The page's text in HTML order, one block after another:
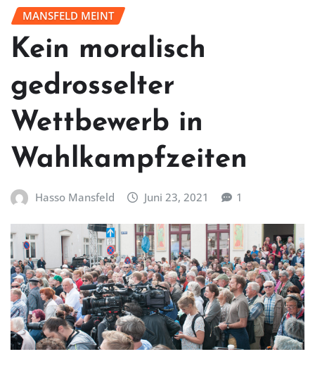
MANSFELD MEINT
Kein moralisch
gedrosselter
Wettbewerb in
Wahlkampfzeiten
Hasso Mansfeld Juni 23, 2021 1